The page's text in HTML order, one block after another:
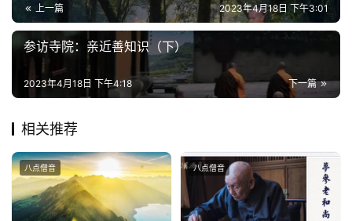
上一篇 2023年4月18日 下午3:01
参访寺院：亲近善知识（下）
下一篇
2023年4月18日 下午4:18
相关推荐
八点僧音 八点僧音